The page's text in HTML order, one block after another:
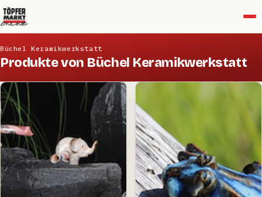
Büchel Keramikwerkstatt
Produkte von Büchel Keramikwerkstatt